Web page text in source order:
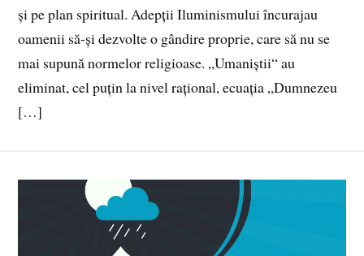
și pe plan spiritual. Adepții Iluminismului încurajau
oamenii să-și dezvolte o gândire proprie, care să nu se
mai supună normelor religioase. „Umaniștii“ au
eliminat, cel puțin la nivel rațional, ecuația „Dumnezeu
[…]